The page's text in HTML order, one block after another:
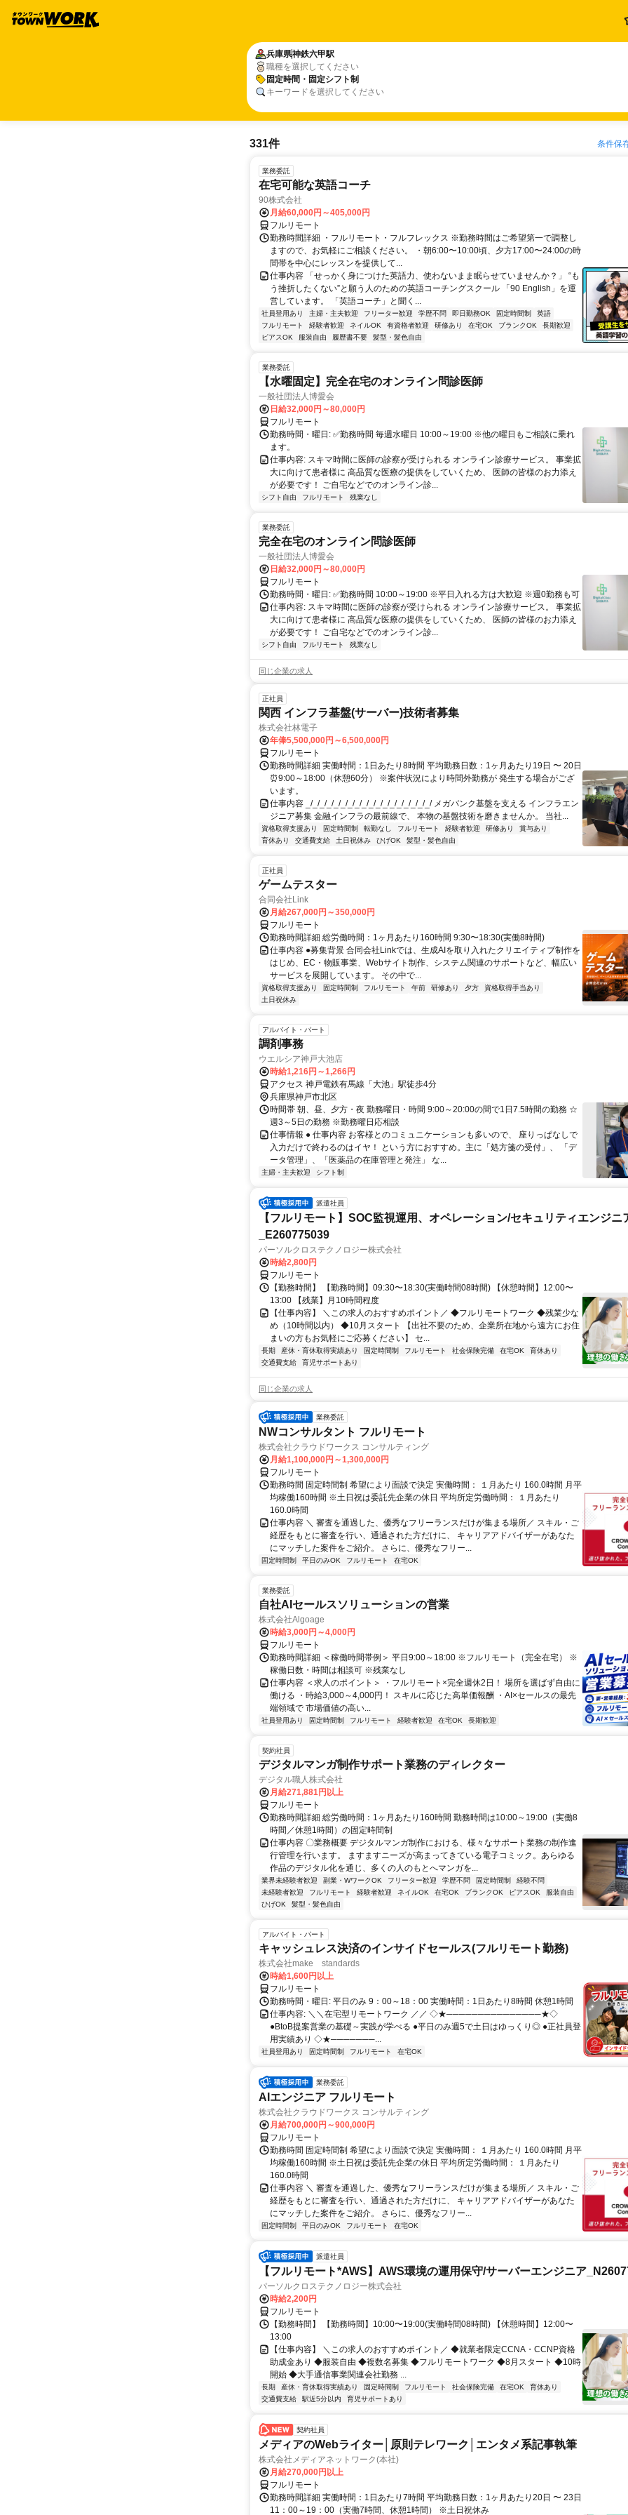
兵庫県神鉄六甲駅
職種を選択してください
固定時間・固定シフト制
キーワードを選択してください
331件 条件保
業務委託
在宅可能な英語コーチ
90株式会社
月給60,000円～405,000円
フルリモート
勤務時間詳細 ・フルリモート・フルフレックス ※勤務時間はご希望第一で調整し
ますので、お気軽にご相談ください。 ・朝6:00〜10:00頃、夕方17:00〜24:00の時
間帯を中心にレッスンを提供して...
仕事内容 「せっかく身につけた英語力、使わないまま眠らせていませんか？」 “も
う挫折したくない”と願う人のための英語コーチングスクール 「90 English」を運
営しています。 「英語コーチ」と聞く...
社員登用あり 主婦・主夫歓迎 フリーター歓迎 学歴不問 即日勤務OK 固定時間制
英語
フルリモート
経験者歓迎 ネイルOK 有資格者歓迎 研修あり 在宅OK ブランクOK
長期歓迎
ピアスOK
服装自由 履歴書不要 髪型・髪色自由
業務委託
【水曜固定】完全在宅のオンライン問診医師
一般社団法人博愛会
日給32,000円～80,000円
フルリモート
勤務時間・曜日: ✅勤務時間 毎週水曜日 10:00～19:00 ※他の曜日もご相談に乗れ
ます。
仕事内容: スキマ時間に医師の診察が受けられる オンライン診療サービス。 事業拡
大に向けて患者様に 高品質な医療の提供をしていくため、 医師の皆様のお力添え
が必要です！ ご自宅などでのオンライン診...
シフト自由 フルリモート 残業なし
業務委託
完全在宅のオンライン問診医師
一般社団法人博愛会
日給32,000円～80,000円
フルリモート
勤務時間・曜日: ✅勤務時間 10:00～19:00 ※平日入れる方は大歓迎 ※週0勤務も可
仕事内容: スキマ時間に医師の診察が受けられる オンライン診療サービス。 事業拡
大に向けて患者様に 高品質な医療の提供をしていくため、 医師の皆様のお力添え
が必要です！ ご自宅などでのオンライン診...
シフト自由 フルリモート 残業なし
同じ企業の求人
正社員
関西 インフラ基盤(サーバー)技術者募集
株式会社林電子
年俸5,500,000円～6,500,000円
フルリモート
勤務時間詳細 実働時間：1日あたり8時間 平均勤務日数：1ヶ月あたり19日 〜 20日
⏰9:00～18:00（休憩60分） ※案件状況により時間外勤務が 発生する場合がござ
います。
仕事内容 _/_/_/_/_/_/_/_/_/_/_/_/_/_/_/_/_/_/ メガバンク基盤を支える インフラエン
ジニア募集 金融インフラの最前線で、 本物の基盤技術を磨きませんか。 当社...
資格取得支援あり 固定時間制 転勤なし フルリモート 経験者歓迎 研修あり
賞与あり
育休あり
交通費支給 土日祝休み ひげOK 髪型・髪色自由
正社員
ゲームテスター
合同会社Link
月給267,000円～350,000円
フルリモート
勤務時間詳細 総労働時間：1ヶ月あたり160時間 9:30〜18:30(実働8時間)
仕事内容 ●募集背景 合同会社Linkでは、生成AIを取り入れたクリエイティブ制作を
はじめ、EC・物販事業、Webサイト制作、システム関連のサポートなど、幅広い
サービスを展開しています。 その中で...
資格取得支援あり 固定時間制 フルリモート 午前 研修あり 夕方
資格取得手当あり
土日祝休み
アルバイト・パート
調剤事務
ウエルシア神戸大池店
時給1,216円～1,266円
アクセス 神戸電鉄有馬線「大池」駅徒歩4分
兵庫県神戸市北区
時間帯 朝、昼、夕方・夜 勤務曜日・時間 9:00～20:00の間で1日7.5時間の勤務 ☆
週3～5日の勤務 ※勤務曜日応相談
仕事情報 ● 仕事内容 お客様とのコミュニケーションも多いので、 座りっぱなしで
入力だけで終わるのはイヤ！ という方におすすめ。主に「処方箋の受付」、 「デ
ータ管理」、「医薬品の在庫管理と発注」 な...
主婦・主夫歓迎 シフト制
派遣社員
【フルリモート】SOC監視運用、オペレーション/セキュリティエンジニ
_E260775039
パーソルクロステクノロジー株式会社
時給2,800円
フルリモート
【勤務時間】 【勤務時間】09:30〜18:30(実働時間08時間) 【休憩時間】12:00〜
13:00 【残業】月10時間程度
【仕事内容】 ＼この求人のおすすめポイント／ ◆フルリモートワーク ◆残業少な
め（10時間以内） ◆10月スタート 【出社不要のため、企業所在地から遠方にお住
まいの方もお気軽にご応募ください】 セ...
長期 産休・育休取得実績あり 固定時間制 フルリモート 社会保険完備 在宅OK
育休あり
交通費支給
育児サポートあり
同じ企業の求人
業務委託
NWコンサルタント フルリモート
株式会社クラウドワークス コンサルティング
月給1,100,000円～1,300,000円
フルリモート
勤務時間 固定時間制 希望により面談で決定 実働時間： １月あたり 160.0時間 月平
均稼働160時間 ※土日祝は委託先企業の休日 平均所定労働時間： １月あたり
160.0時間
仕事内容 ＼ 審査を通過した、優秀なフリーランスだけが集まる場所／ スキル・ご
経歴をもとに審査を行い、通過された方だけに、 キャリアアドバイザーがあなた
にマッチした案件をご紹介。 さらに、優秀なフリー...
固定時間制 平日のみOK フルリモート 在宅OK
業務委託
自社AIセールスソリューションの営業
株式会社Algoage
時給3,000円～4,000円
フルリモート
勤務時間詳細 ＜稼働時間帯例＞ 平日9:00～18:00 ※フルリモート（完全在宅） ※
稼働日数・時間は相談可 ※残業なし
仕事内容 ＜求人のポイント＞ ・フルリモート×完全週休2日！ 場所を選ばず自由に
働ける ・時給3,000～4,000円！ スキルに応じた高単価報酬 ・AI×セールスの最先
端領域で 市場価値の高い...
社員登用あり 固定時間制 フルリモート 経験者歓迎 在宅OK 長期歓迎
契約社員
デジタルマンガ制作サポート業務のディレクター
デジタル職人株式会社
月給271,881円以上
フルリモート
勤務時間詳細 総労働時間：1ヶ月あたり160時間 勤務時間は10:00～19:00（実働8
時間／休憩1時間）の固定時間制
仕事内容 〇業務概要 デジタルマンガ制作における、様々なサポート業務の制作進
行管理を行います。 ますますニーズが高まってきている電子コミック。あらゆる
作品のデジタル化を通じ、多くの人のもとへマンガを...
業界未経験者歓迎 副業・WワークOK フリーター歓迎 学歴不問 固定時間制
経験不問
未経験者歓迎
フルリモート 経験者歓迎 ネイルOK 在宅OK ブランクOK ピアスOK
服装自由
ひげOK
髪型・髪色自由
アルバイト・パート
キャッシュレス決済のインサイドセールス(フルリモート勤務)
株式会社make standards
時給1,600円以上
フルリモート
勤務時間・曜日: 平日のみ 9：00～18：00 実働時間：1日あたり8時間 休憩1時間
仕事内容: ＼＼在宅型リモートワーク ／／ ◇★───────────────★◇
●BtoB提案営業の基礎～実践が学べる ●平日のみ週5で土日はゆっくり◎ ●正社員登
用実績あり ◇★───────...
社員登用あり 固定時間制 フルリモート 在宅OK
業務委託
AIエンジニア フルリモート
株式会社クラウドワークス コンサルティング
月給700,000円～900,000円
フルリモート
勤務時間 固定時間制 希望により面談で決定 実働時間： １月あたり 160.0時間 月平
均稼働160時間 ※土日祝は委託先企業の休日 平均所定労働時間： １月あたり
160.0時間
仕事内容 ＼ 審査を通過した、優秀なフリーランスだけが集まる場所／ スキル・ご
経歴をもとに審査を行い、通過された方だけに、 キャリアアドバイザーがあなた
にマッチした案件をご紹介。 さらに、優秀なフリー...
固定時間制 平日のみOK フルリモート 在宅OK
派遣社員
【フルリモート*AWS】AWS環境の運用保守/サーバーエンジニア
パーソルクロステクノロジー株式会社
時給2,200円
フルリモート
【勤務時間】 【勤務時間】10:00〜19:00(実働時間08時間) 【休憩時間】12:00〜
13:00
【仕事内容】 ＼この求人のおすすめポイント／ ◆就業者限定CCNA・CCNP資格
助成金あり ◆服装自由 ◆複数名募集 ◆フルリモートワーク ◆8月スタート ◆10時
開始 ◆大手通信事業関連会社勤務 ...
長期 産休・育休取得実績あり 固定時間制 フルリモート 社会保険完備 在宅OK
育休あり
交通費支給
駅近5分以内 育児サポートあり
契約社員
メディアのWebライター│原則テレワーク│エンタメ系記事執筆
株式会社メディアネットワーク(本社)
月給270,000円以上
フルリモート
勤務時間詳細 実働時間：1日あたり7時間 平均勤務日数：1ヶ月あたり20日 〜 23日
11：00～19：00（実働7時間、休憩1時間） ※土日祝休み